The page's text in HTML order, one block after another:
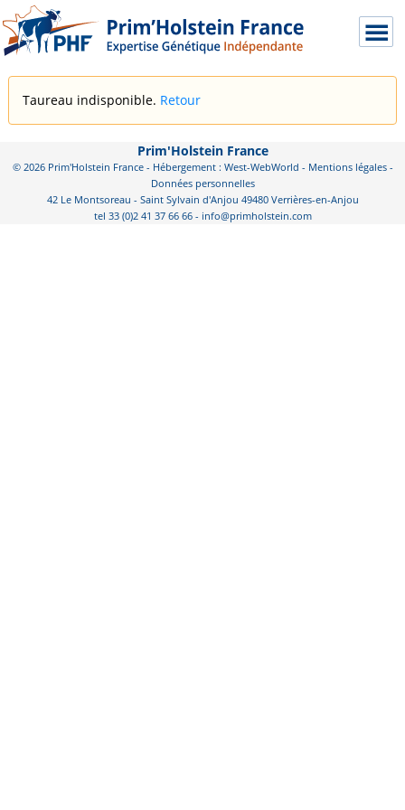
Taureau indisponible. Retour
Prim'Holstein France
© 2026 Prim'Holstein France - Hébergement : West-WebWorld - Mentions légales-
Données personnelles
42 Le Montsoreau - Saint Sylvain d'Anjou 49480 Verrières-en-Anjou
tel 33 (0)2 41 37 66 66 - info@primholstein.com